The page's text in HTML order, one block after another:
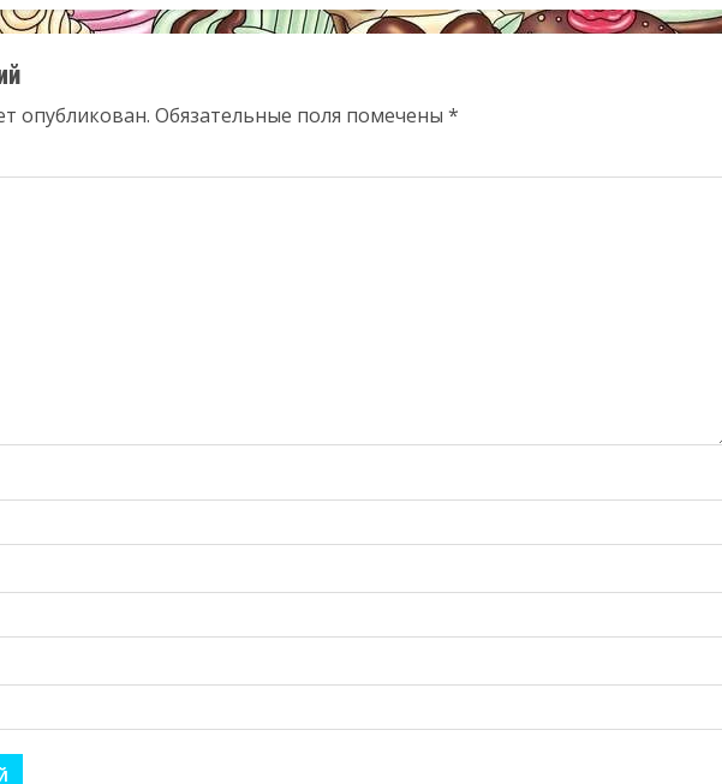
опубликован. Обязательные поля помечены *